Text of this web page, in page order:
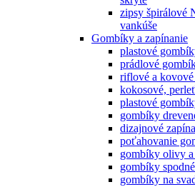
zipsy špirálové
vankúše
Gombíky a zapínanie
plastové
prádlové
riflové a
kokosové,
plastové
gombíky
dizajnové
poťahovanie
gombíky olivy
gombíky
gombíky na